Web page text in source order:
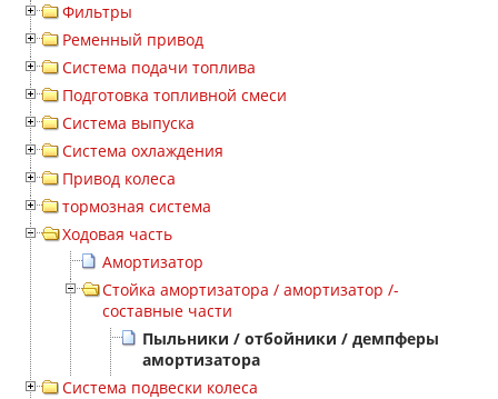
Фильтры
Ременный привод
Система подачи топлива
Подготовка топливной смеси
Система выпуска
Система охлаждения
Привод колеса
тормозная система
Ходовая часть
Амортизатор
Стойка амортизатора / амортизатор /-
составные части
Пыльники / отбойники / демпферы
амортизатора
Система подвески колеса